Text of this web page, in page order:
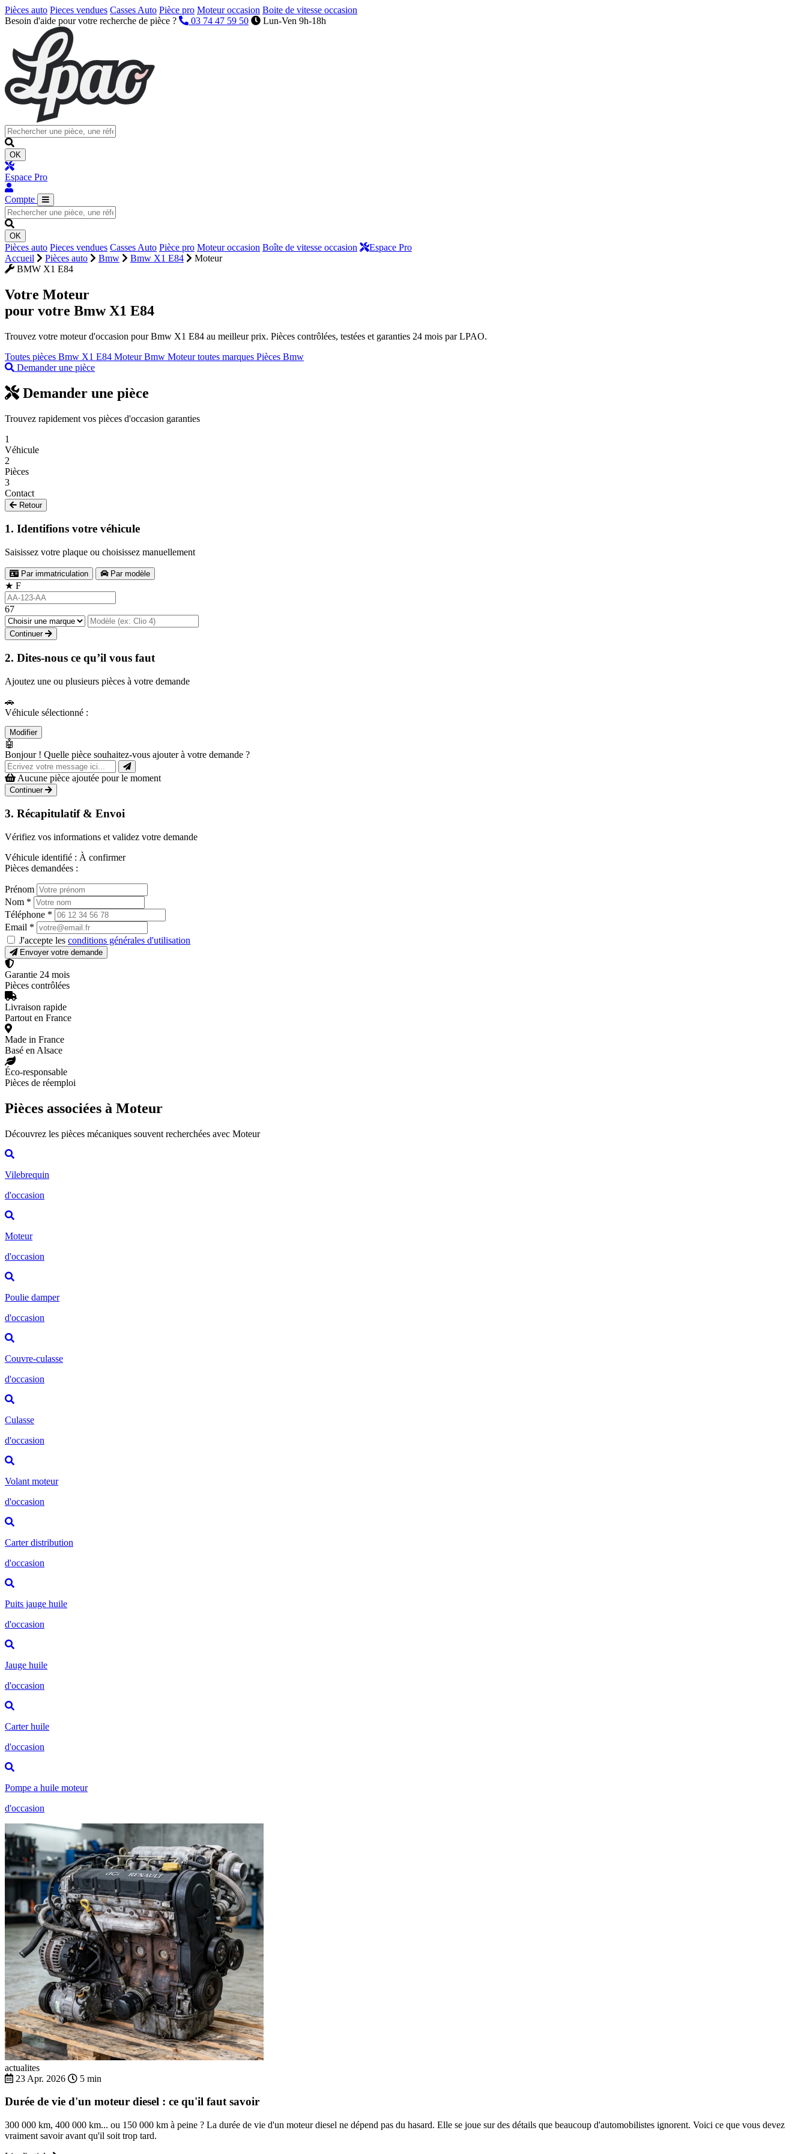
Pièces auto Pieces vendues Casses Auto Pièce pro Moteur occasion Boite de vitesse occasion
Besoin d'aide pour votre recherche de pièce ?
03 74 47 59 50 Lun-Ven 9h-18h
OK
Espace Pro
Compte
OK
Pièces auto Pieces vendues Casses Auto Pièce pro Moteur occasion Boîte de vitesse occasion
Espace Pro
Accueil
Pièces auto Bmw Bmw X1 E84
Moteur
BMW X1 E84
Votre Moteur
pour votre Bmw X1 E84
Trouvez votre moteur d'occasion pour Bmw X1 E84 au meilleur prix. Pièces contrôlées, testées et garanties 24 mois par LPAO.
Toutes pièces Bmw X1 E84 Moteur Bmw Moteur toutes marques Pièces Bmw
Demander une pièce
Demander une pièce
Trouvez rapidement vos pièces d'occasion garanties
1
Véhicule
2
Pièces
3
Contact
Retour
1. Identifions votre véhicule
Saisissez votre plaque ou choisissez manuellement
Par immatriculation Par modèle
★ F
67
Continuer
2. Dites-nous ce qu’il vous faut
Ajoutez une ou plusieurs pièces à votre demande
🚗
Véhicule sélectionné :
Modifier
🤖
Bonjour ! Quelle pièce souhaitez-vous ajouter à votre demande ?
Aucune pièce ajoutée pour le moment
Continuer
3. Récapitulatif & Envoi
Vérifiez vos informations et validez votre demande
Véhicule identifié : À confirmer
Pièces demandées :
Prénom
Nom *
Téléphone *
Email *
J'accepte les conditions générales d'utilisation
Envoyer votre demande
Garantie 24 mois
Pièces contrôlées
Livraison rapide
Partout en France
Made in France
Basé en Alsace
Éco-responsable
Pièces de réemploi
Pièces associées à Moteur
Découvrez les pièces mécaniques souvent recherchées avec Moteur
Vilebrequin
d'occasion
Moteur
d'occasion
Poulie damper
d'occasion
Couvre-culasse
d'occasion
Culasse
d'occasion
Volant moteur
d'occasion
Carter distribution
d'occasion
Puits jauge huile
d'occasion
Jauge huile
d'occasion
Carter huile
d'occasion
Pompe a huile moteur
d'occasion
actualites
23 Apr. 2026
5 min
Durée de vie d'un moteur diesel : ce qu'il faut savoir
300 000 km, 400 000 km... ou 150 000 km à peine ? La durée de vie d'un moteur diesel ne dépend pas du hasard. Elle se joue sur des détails que beaucoup d'automobilistes ignorent. Voici ce que vous devez
vraiment savoir avant qu'il soit trop tard.